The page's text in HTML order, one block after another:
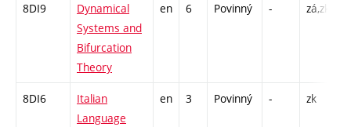
8DI9
Dynamical
Systems and
Bifurcation
Theory
en 6 Povinný - zá,zk
8DI6
Italian
Language
en 3 Povinný - zk